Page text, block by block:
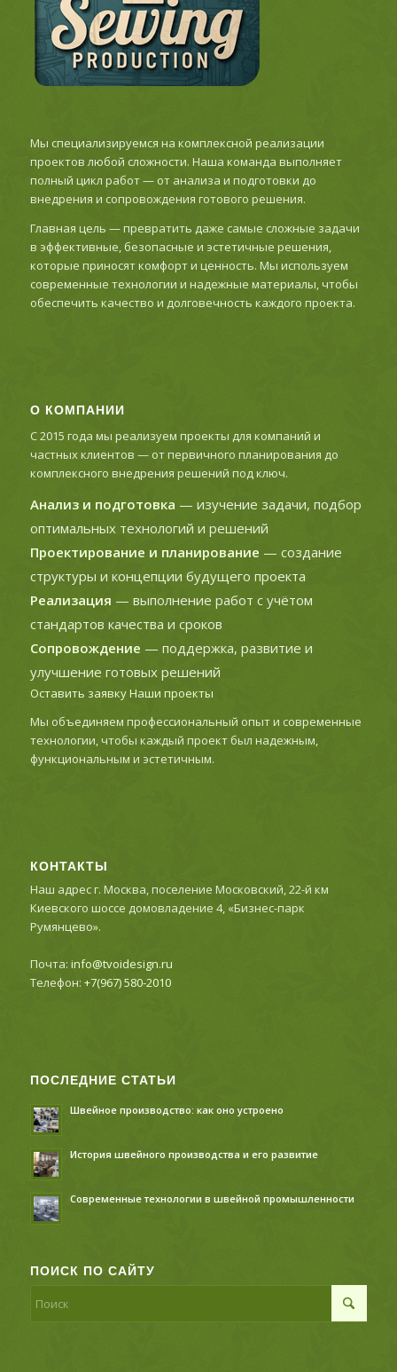
Мы специализируемся на комплексной реализации
проектов любой сложности. Наша команда выполняет
полный цикл работ — от анализа и подготовки до
внедрения и сопровождения готового решения.
Главная цель — превратить даже самые сложные задачи
в эффективные, безопасные и эстетичные решения,
которые приносят комфорт и ценность. Мы используем
современные технологии и надежные материалы, чтобы
обеспечить качество и долговечность каждого проекта.
О КОМПАНИИ
С 2015 года мы реализуем проекты для компаний и
частных клиентов — от первичного планирования до
комплексного внедрения решений под ключ.
Анализ и подготовка — изучение задачи, подбор
оптимальных технологий и решений
Проектирование и планирование — создание
структуры и концепции будущего проекта
Реализация — выполнение работ с учётом
стандартов качества и сроков
Сопровождение — поддержка, развитие и
улучшение готовых решений
Оставить заявкуНаши проекты
Мы объединяем профессиональный опыт и современные
технологии, чтобы каждый проект был надежным,
функциональным и эстетичным.
КОНТАКТЫ
Наш адрес г. Москва, поселение Московский, 22-й км
Киевского шоссе домовладение 4, «Бизнес-парк
Румянцево».
Почта: info@tvoidesign.ru
Телефон: +7(967) 580-2010
ПОСЛЕДНИЕ СТАТЬИ
Швейное производство: как оно устроено
История швейного производства и его развитие
Современные технологии в швейной промышленности
ПОИСК ПО САЙТУ